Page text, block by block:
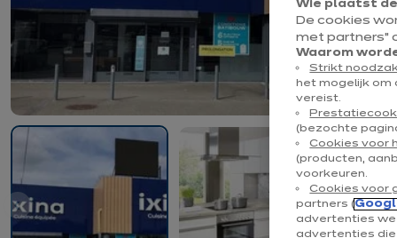
Wie plaatst
De cookies
met partners”
Waarom
Strikt
het mogelijk om
vereist.
(bezochte
Cookies voor
(producten,
voorkeuren.
Cookies voor
partners (
advertenties
advertenties die